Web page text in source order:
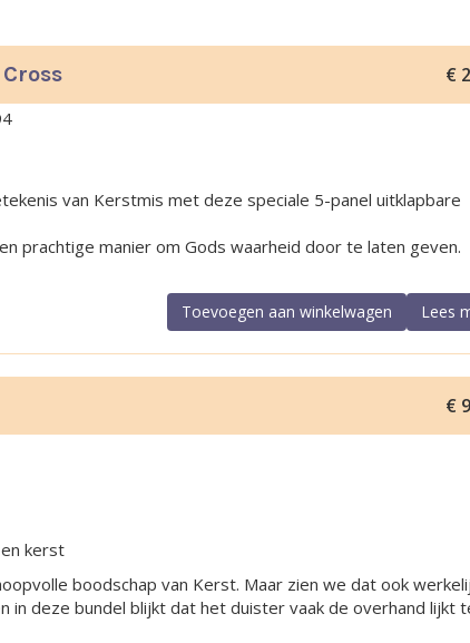
€
van Kerstmis met deze speciale 5-panel uitklapbare
prachtige manier om Gods waarheid door te laten geven.
Lees
Toevoegen aan winkelwagen
€
kerst
boodschap van Kerst. Maar zien we dat ook
in deze bundel blijkt dat het duister vaak de overhand lijkt